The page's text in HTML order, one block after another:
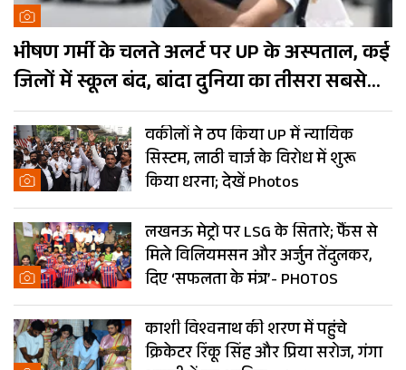
भीषण गर्मी के चलते अलर्ट पर UP के अस्पताल, कई
जिलों में स्कूल बंद, बांदा दुनिया का तीसरा सबसे
गर्म शहर
वकीलों ने ठप किया UP में न्यायिक
सिस्टम, लाठी चार्ज के विरोध में शुरू
किया धरना; देखें Photos
लखनऊ मेट्रो पर LSG के सितारे; फैंस से
मिले विलियमसन और अर्जुन तेंदुलकर,
दिए ‘सफलता के मंत्र’- PHOTOS
काशी विश्वनाथ की शरण में पहुंचे
क्रिकेटर रिंकू सिंह और प्रिया सरोज, गंगा